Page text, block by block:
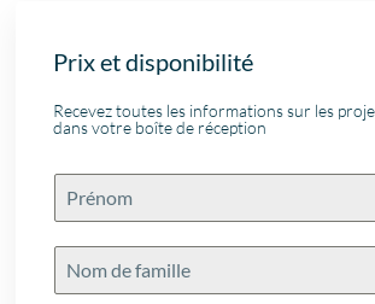
Prix et disponibilité
Recevez toutes les informations sur les
dans votre boîte de réception